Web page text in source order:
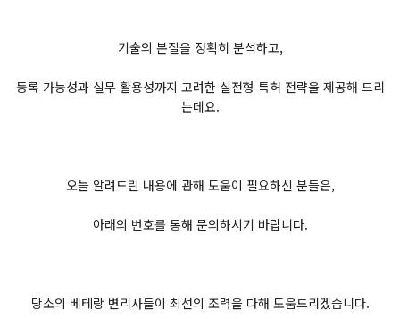
기술의 본질을 정확히 분석하고,
등록 가능성과 실무 활용성까지 고려한 실전형 특허 전략을 제공해 드리
는데요.
오늘 알려드린 내용에 관해 도움이 필요하신 분들은,
아래의 번호를 통해 문의하시기 바랍니다.
당소의 베테랑 변리사들이 최선의 조력을 다해 도움드리겠습니다.